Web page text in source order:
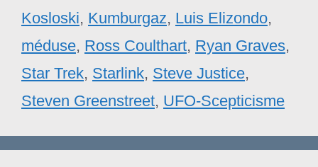
Kosloski, Kumburgaz, Luis Elizondo,
méduse, Ross Coulthart, Ryan Graves,
Star Trek, Starlink, Steve Justice,
Steven Greenstreet, UFO-Scepticisme